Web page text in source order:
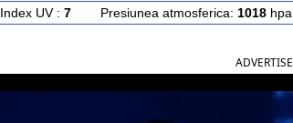
Index UV : 7 Presiunea atmosferica: 1018